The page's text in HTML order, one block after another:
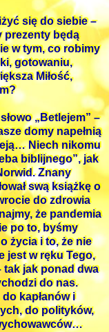
się do siebie –
prezenty będą
w tym, co robimy
gotowaniu,
Miłość,
„Betlejem” –
domy napełnią
Niech nikomu
biblijnego”, jak
Znany
swą książkę o
do zdrowia
że pandemia
po to, byśmy
życia i to, że nie
jest w ręku Tego,
tak jak ponad dwa
do nas.
kapłanów i
do polityków,